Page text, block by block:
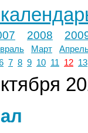
2008
Март
7 8 9 10 11 12 13